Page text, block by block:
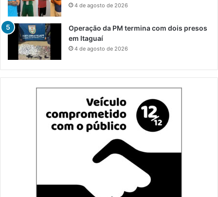
4 de agosto de 2026
Operação da PM termina com dois presos
em Itaguaí
4 de agosto de 2026